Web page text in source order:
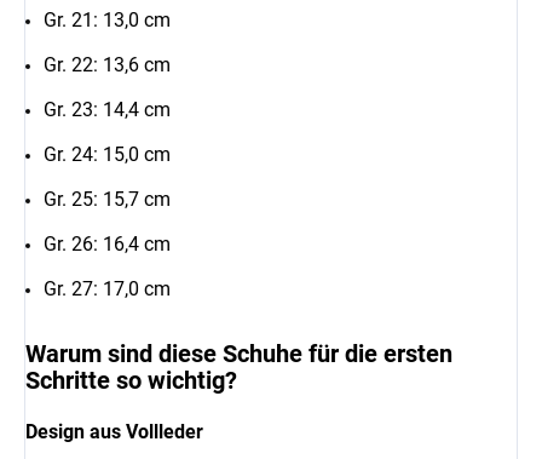
Gr. 21: 13,0 cm
Gr. 22: 13,6 cm
Gr. 23: 14,4 cm
Gr. 24: 15,0 cm
Gr. 25: 15,7 cm
Gr. 26: 16,4 cm
Gr. 27: 17,0 cm
Warum sind diese Schuhe für die ersten
Schritte so wichtig?
Design aus Vollleder